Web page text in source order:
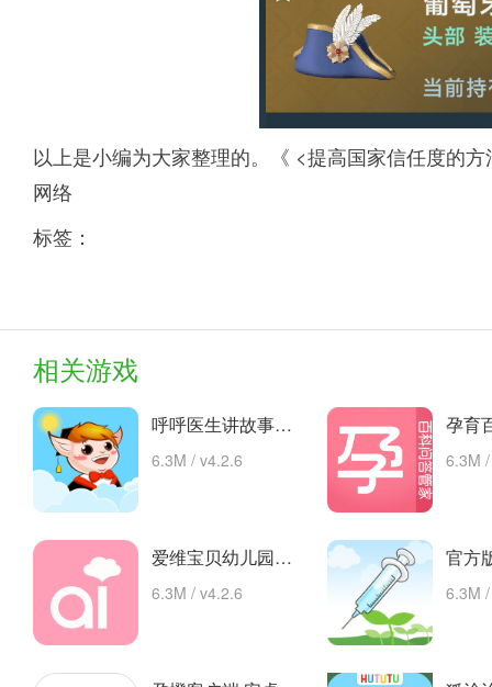
以上是小编为大家整理的。《 <提高国家信任度的
网络
标签：
相关游戏
呼呼医生讲故事手机版的故事 安卓下载
6.3M / v4.2.6 6.3M
爱维宝贝幼儿园管理平台 app下载
6.3M / v4.2.6 6.3M